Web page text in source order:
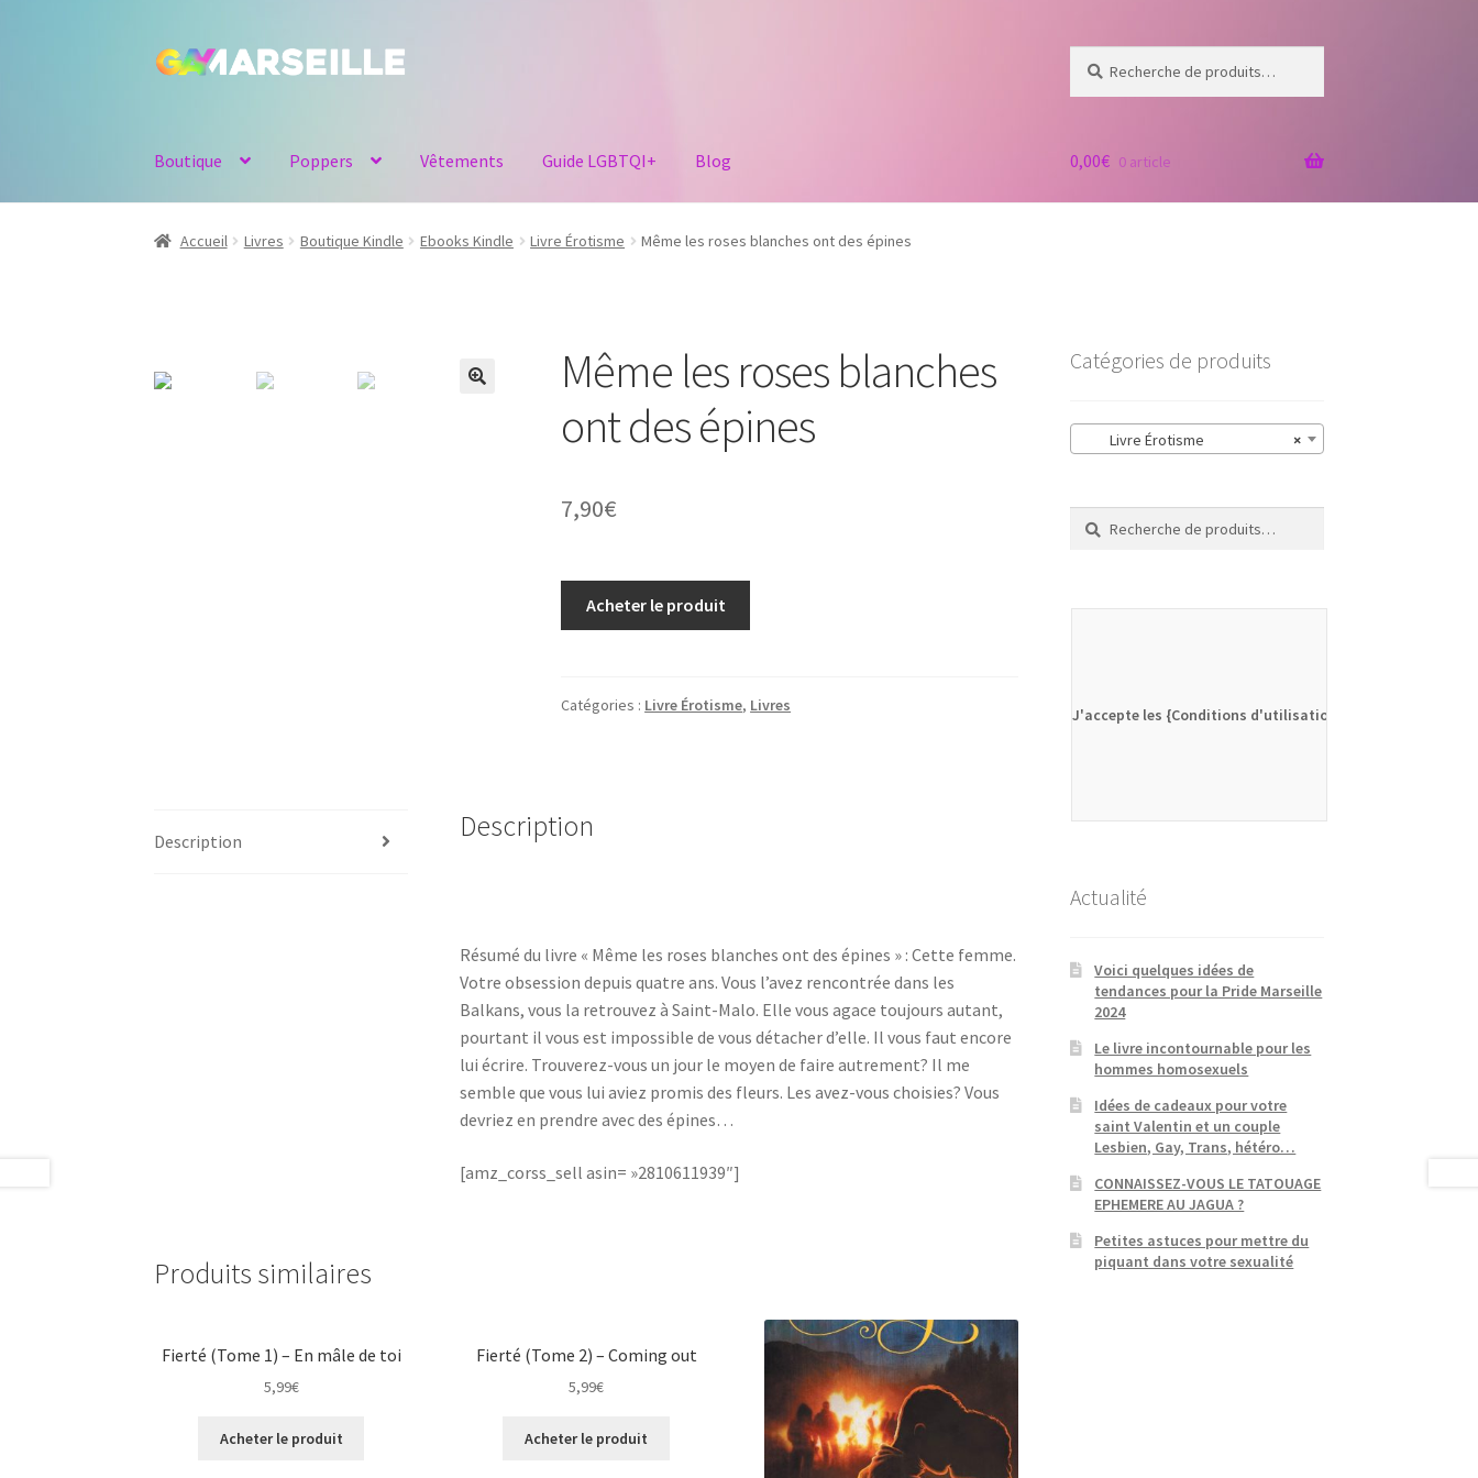
Aller
Aller
pour :
Boutique Poppers Vêtements Guide LGBTQI+ Blog 0,00€ 0 article
Accueil Livres Boutique Kindle Ebooks Kindle Livre Érotisme Même les roses blanches ont des épines
Même les roses blanches
ont des épines
7,90€
Acheter le produit
Catégories : Livre Érotisme, Livres
Description Description
Résumé du livre « Même les roses blanches ont des épines » : Cette femme.
Votre obsession depuis quatre ans. Vous l’avez rencontrée dans les
Balkans, vous la retrouvez à Saint-Malo. Elle vous agace toujours autant,
pourtant il vous est impossible de vous détacher d’elle. Il vous faut encore
lui écrire. Trouverez-vous un jour le moyen de faire autrement? Il me
semble que vous lui aviez promis des fleurs. Les avez-vous choisies? Vous
devriez en prendre avec des épines…
[amz_corss_sell asin= »2810611939″]
Produits similaires
Fierté (Tome 1) – En mâle de toi
5,99€
Acheter le produit
Fierté (Tome 2) – Coming out
5,99€
Acheter le produit
Catégories de produits
×
Livre Érotisme
Recherche
pour :
Recherche
J'accepte les {Conditions d'utilisation}
Actualité
Voici quelques idées de
tendances pour la Pride Marseille
2024
Le livre incontournable pour les
hommes homosexuels
Idées de cadeaux pour votre
saint Valentin et un couple
Lesbien, Gay, Trans, hétéro…
CONNAISSEZ-VOUS LE TATOUAGE
EPHEMERE AU JAGUA ?
Petites astuces pour mettre du
piquant dans votre sexualité